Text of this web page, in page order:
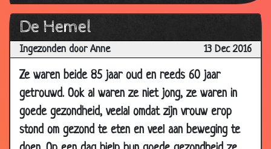
De Hemel
Ingezonden door Anne 13 Dec 2016
Ze waren beide 85 jaar oud en reeds 60 jaar
getrouwd. Ook al waren ze niet jong, ze waren in
goede gezondheid, veelal omdat zijn vrouw erop
stond om gezond te eten en veel aan beweging te